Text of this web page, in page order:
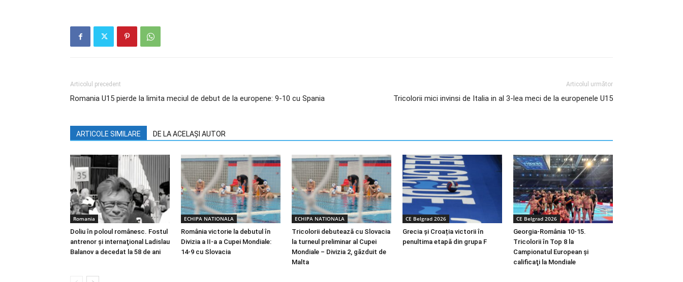
Articolul precedent
Romania U15 pierde la limita meciul de debut de la europene: 9-10 cu Spania
Articolul următor
Tricolorii mici invinsi de Italia in al 3-lea meci de la europenele U15
ARTICOLE SIMILARE DE LA ACELAȘI AUTOR
Romania
Doliu în poloul românesc. Fostul
antrenor şi internaţional Ladislau
Balanov a decedat la 58 de ani
ECHIPA NATIONALA
România victorie la debutul în
Divizia a II-a a Cupei Mondiale:
14-9 cu Slovacia
ECHIPA NATIONALA
Tricolorii debutează cu Slovacia
la turneul preliminar al Cupei
Mondiale – Divizia 2, găzduit de
Malta
CE Belgrad 2026
Grecia și Croația victorii în
penultima etapă din grupa F
CE Belgrad 2026
Georgia-România 10-15.
Tricolorii în Top 8 la
Campionatul European şi
calificaţi la Mondiale